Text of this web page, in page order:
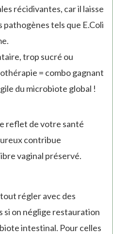
récidivantes, car il laisse
tels que E.Coli
trop sucré ou
= combo gagnant
du microbiote global !
reflet de votre santé
contribue
vaginal préservé.
régler avec des
si on néglige restauration
intestinal. Pour celles